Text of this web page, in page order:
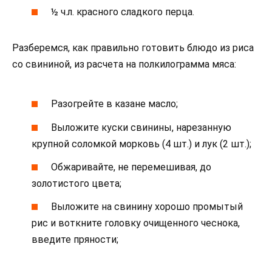
½ ч.л. красного сладкого перца.
Разберемся, как правильно готовить блюдо из риса
со свининой, из расчета на полкилограмма мяса:
Разогрейте в казане масло;
Выложите куски свинины, нарезанную
крупной соломкой морковь (4 шт.) и лук (2 шт.);
Обжаривайте, не перемешивая, до
золотистого цвета;
Выложите на свинину хорошо промытый
рис и воткните головку очищенного чеснока,
введите пряности;